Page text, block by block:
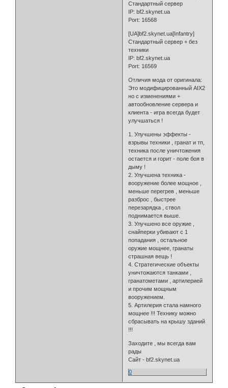
Стандартный сервер
IP: bf2.skynet.ua
Port: 16568
[UA]bf2.skynet.ua[Infantry]
Стандартный сервер + без
техники
IP: bf2.skynet.ua
Port: 16569
Отличия мода от оригинала:
Это модифицированный AIX2
но с изменениями +
автообновление сервера и
клиента - игра всегда будет
улучшаться !
1. Улучшены эффекты -
взрывы техники , гранат и тп,
техника после уничтожения
остается и горит - поле боя в
дыму !
2. Улучшена техника -
вооружение более мощное ,
меньше перегрев , меньше
разброс , быстрее
перезарядка , ствол
поднимается выше.
3. Улучшено все оружие ,
снайперки убивают с 1
попадания , остальное
оружие мощнее, гранаты
страшная вещь !
4. Стратегические объекты
уничтожаются танками ,
гранатометами , артилерией
и прочим мощным
вооружением.
5. Артилерия стала намного
мощнее !!! Технику можно
сбрасывать на крышу зданий
!!!
Заходите , мы всегда вам
рады
Сайт - bf2.skynet.ua
0